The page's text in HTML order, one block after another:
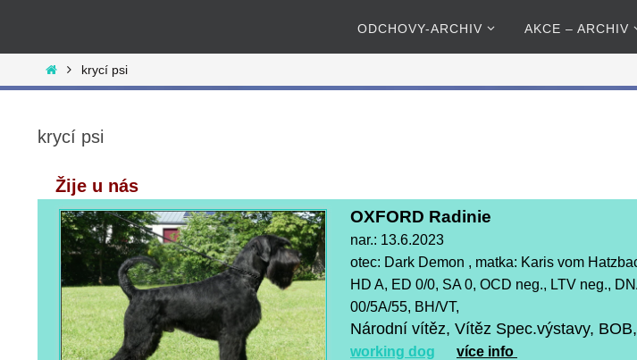
ODCHOVY-ARCHIV AKCE – ARCHIV
Homekrycí psi
krycí psi
Žije u nás
OXFORD Radinie
nar.: 13.6.2023
otec: Dark Demon , matka: Karis vom
HD A, ED 0/0, SA 0, OCD neg., LTV neg.,
00/5A/55, BH/VT,
Národní vítěz, Vítěz Spec.výstavy,
working dog více info